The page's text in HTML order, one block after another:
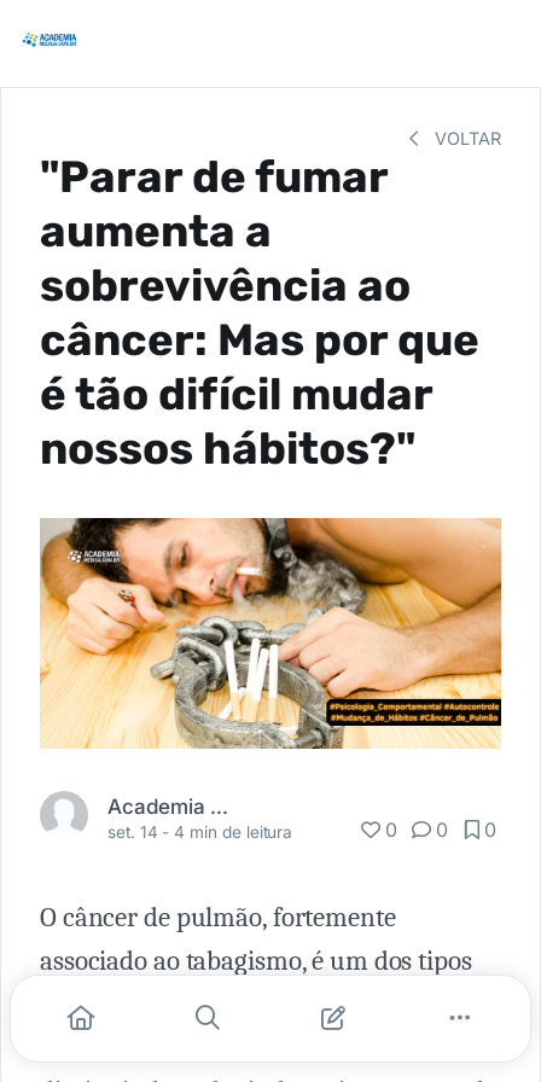
VOLTAR
"Parar de fumar
aumenta a
sobrevivência ao
câncer: Mas por que
é tão difícil mudar
nossos hábitos?"
Academia Médica
set. 14 -4 min de leitura 0 0 0
O câncer de pulmão, fortemente
associado ao tabagismo, é um dos tipos
de câncer mais letais mundialmente.